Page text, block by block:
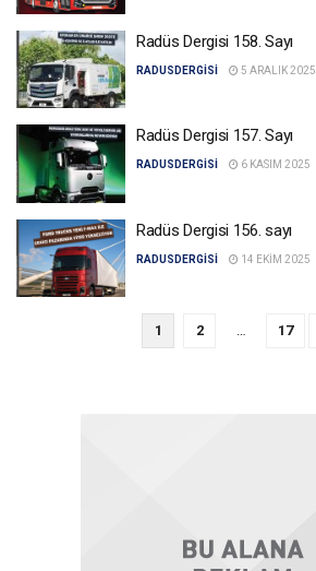
Radüs Dergisi 158. Sayı
RADUSDERGISI 5 ARALIK 2025
Radüs Dergisi 157. Sayı
RADUSDERGISI 6 KASIM 2025
Radüs Dergisi 156. sayı
RADUSDERGISI 14 EKIM 2025
1 2 … 17